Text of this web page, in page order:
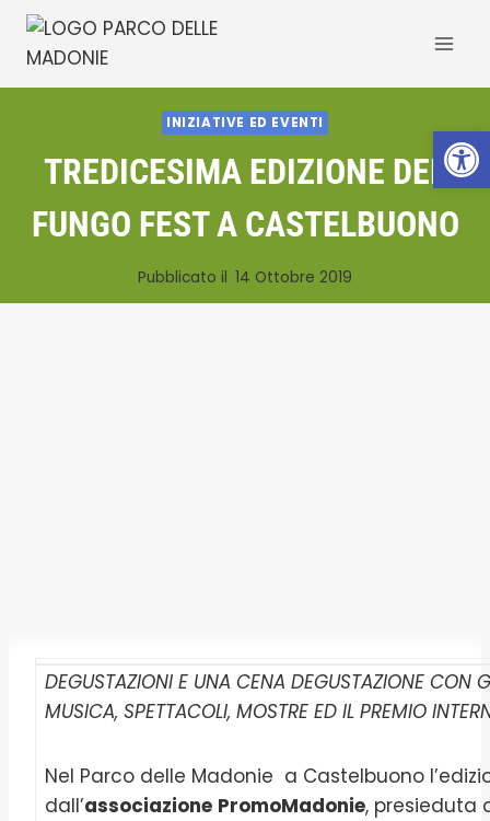
Apri
Salta
contenuto
INIZIATIVE ED EVENTI
TREDICESIMA EDIZIONE DEL
FUNGO FEST A CASTELBUONO
Pubblicato il 14 Ottobre 2019
DEGUSTAZIONI E UNA CENA DEGUSTAZIONE CON
MUSICA, SPETTACOLI, MOSTRE ED IL PREMIO
Nel Parco delle Madonie a Castelbuono
dall’associazione PromoMadonie, presieduta